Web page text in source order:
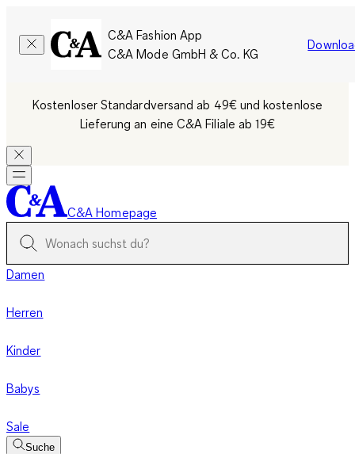
C&A Fashion App
C&A Mode GmbH & Co. KG
Kostenloser Standardversand ab 49€ und kostenlose
Lieferung an eine C&A Filiale ab 19€
C&A Homepage
Damen
Herren
Kinder
Babys
Sale
Suche